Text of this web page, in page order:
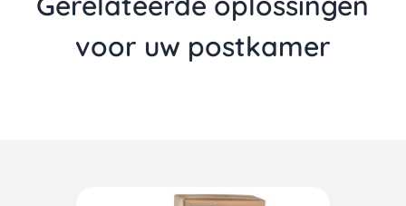
voor uw postkamer